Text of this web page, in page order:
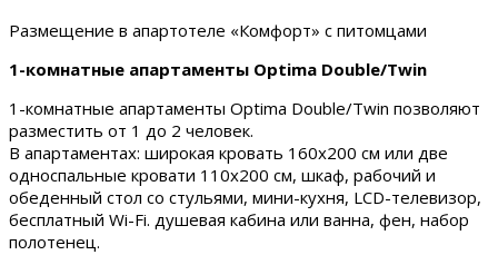
Размещение в апартотеле «Комфорт» с питомцами
1-комнатные апартаменты Optima Double/Twin
1-комнатные апартаменты Optima Double/Twin позволяют
разместить от 1 до 2 человек.
В апартаментах: широкая кровать 160х200 см или две
односпальные кровати 110х200 см, шкаф, рабочий и
обеденный стол со стульями, мини-кухня, LCD-телевизор,
бесплатный Wi-Fi. душевая кабина или ванна, фен, набор
полотенец.